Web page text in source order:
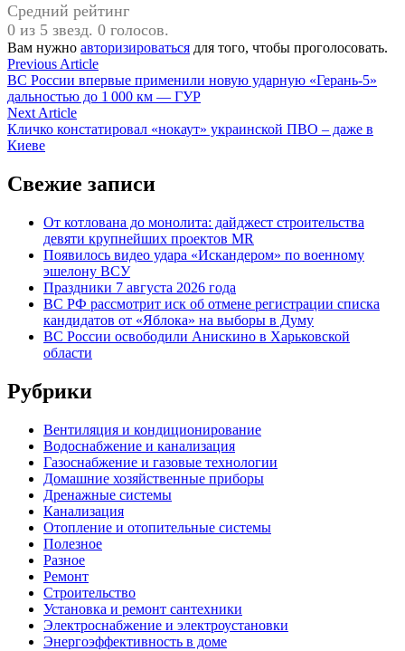
Средний рейтинг
0 из 5 звезд. 0 голосов.
Вам нужно авторизироваться для того, чтобы проголосовать.
Навигация
по
записям
Previous ArticlePrevious
article:
ВС России впервые применили новую ударную «Герань-5»
дальностью до 1 000 км — ГУР
Next ArticleNext
article:
Кличко констатировал «нокаут» украинской ПВО – даже в
Киеве
Свежие записи
От котлована до монолита: дайджест строительства
девяти крупнейших проектов MR
Появилось видео удара «Искандером» по военному
эшелону ВСУ
Праздники 7 августа 2026 года
ВС РФ рассмотрит иск об отмене регистрации списка
кандидатов от «Яблока» на выборы в Думу
ВС России освободили Анискино в Харьковской
области
Рубрики
Вентиляция и кондиционирование
Водоснабжение и канализация
Газоснабжение и газовые технологии
Домашние хозяйственные приборы
Дренажные системы
Канализация
Отопление и отопительные системы
Полезное
Разное
Ремонт
Строительство
Установка и ремонт сантехники
Электроснабжение и электроустановки
Энергоэффективность в доме